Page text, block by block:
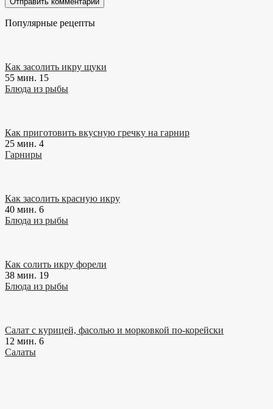
Популярные рецепты
Как засолить икру щуки
55 мин. 15
Блюда из рыбы
Как приготовить вкусную гречку на гарнир
25 мин. 4
Гарниры
Как засолить красную икру
40 мин. 6
Блюда из рыбы
Как солить икру форели
38 мин. 19
Блюда из рыбы
Салат с курицей, фасолью и морковкой по-корейски
12 мин. 6
Салаты